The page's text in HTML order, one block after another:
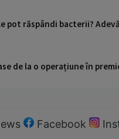
pot răspândi bacterii?
de la o operațiune în
Facebook